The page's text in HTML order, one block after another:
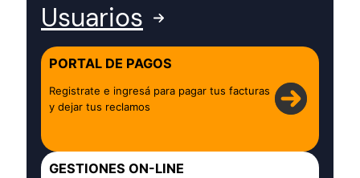
Usuarios
PORTAL DE PAGOS
Registrate e ingresá para pagar tus facturas
y dejar tus reclamos
GESTIONES ON-LINE